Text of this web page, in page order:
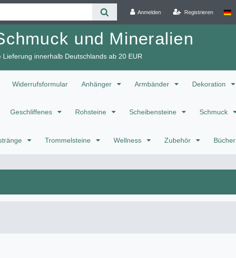
Anmelden Registrieren
und Mineralien
innerhalb Deutschlands ab 20 EUR
Widerrufsformular Anhänger Armbänder Dekoration
Geschliffenes Rohsteine Scheibensteine Schmuck
Trommelsteine Wellness Zubehör Bücher